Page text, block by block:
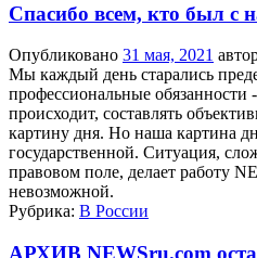
Спасибо всем, кто был с
Опубликовано 31 мая, 2021
Мы каждый день старались
профессиональные обязанности
происходит, составлять
картину дня. Но наша картина
государственной. Ситуация,
правовом поле, делает работу
невозможной.
Рубрика: В России
АРХИВ NEWSru.com